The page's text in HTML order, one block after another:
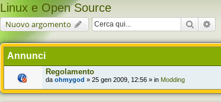
Linux e Open Source
Nuovo argomento Cerca
Annunci
Regolamento
da ohmygod » 25 gen 2009, 12:56 » in Modding